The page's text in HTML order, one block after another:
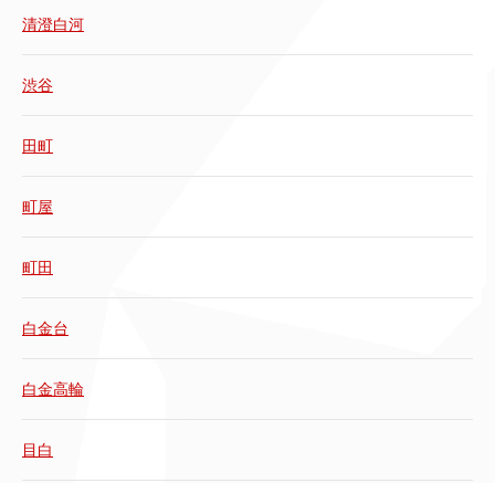
清澄白河
渋谷
田町
町屋
町田
白金台
白金高輪
目白